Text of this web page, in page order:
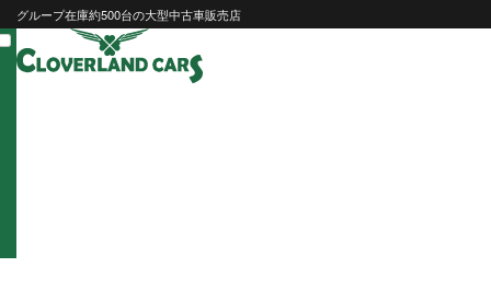
Skip
to
content
グループ在庫約500台の大型中古車販売店